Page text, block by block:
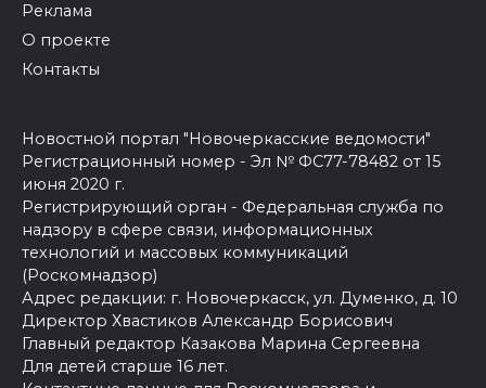
Реклама
О проекте
Контакты
Новостной портал "Новочеркасские ведомости"
Регистрационный номер - Эл № ФС77-78482 от 15
июня 2020 г.
Регистрирующий орган - Федеральная служба по
надзору в сфере связи, информационных
технологий и массовых коммуникаций
(Роскомнадзор)
Адрес редакции: г. Новочеркасск, ул. Думенко, д. 10
Директор Хвастиков Александр Борисович
Главный редактор Казакова Марина Сергеевна
Для детей старше 16 лет.